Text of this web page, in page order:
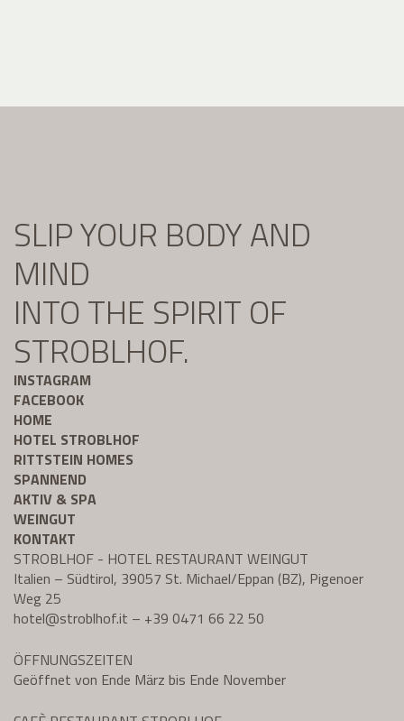
SLIP YOUR BODY AND
MIND
INTO THE SPIRIT OF
STROBLHOF.
INSTAGRAM
FACEBOOK
HOME
HOTEL STROBLHOF
RITTSTEIN HOMES
SPANNEND
AKTIV & SPA
WEINGUT
KONTAKT
STROBLHOF - HOTEL RESTAURANT WEINGUT
Italien – Südtirol, 39057 St. Michael/Eppan (BZ), Pigenoer
Weg 25
hotel@stroblhof.it – +39 0471 66 22 50
ÖFFNUNGSZEITEN
Geöffnet von Ende März bis Ende November